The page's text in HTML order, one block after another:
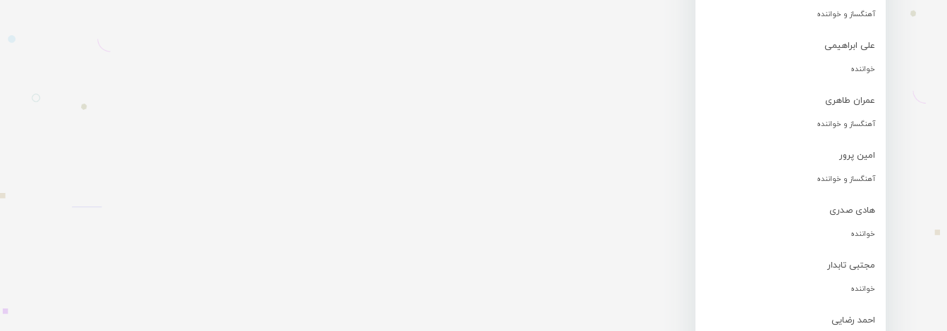
آهنگساز و خواننده
علی ابراهیمی
خواننده
عمران طاهری
آهنگساز و خواننده
امین پرور
آهنگساز و خواننده
هادی صدری
خواننده
مجتبی تابدار
خواننده
احمد رضایی